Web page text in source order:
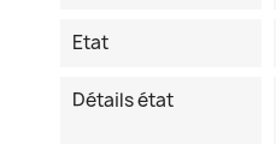
Etat
Détails état